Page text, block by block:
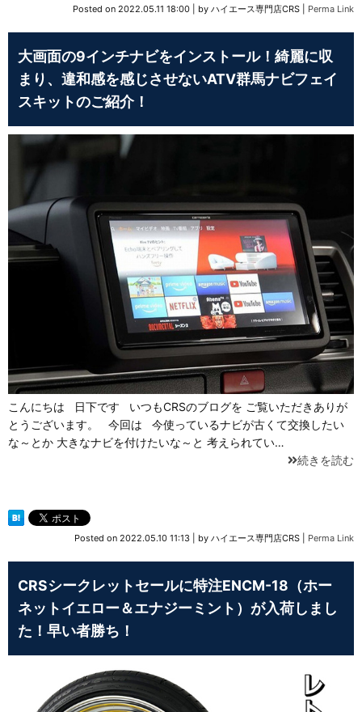
Posted on 2022.05.11 18:00 by ハイエース専門店CRS Perma Link
大画面の9インチナビをインストール！綺麗に収
まり、違和感を感じさせないATV群馬ナビフェイ
スキットのご紹介！
こんにちは 日下です いつもCRSのブログを ご覧いただきありが
とうございます。 今回は 今使っているナビが古くて交換したい
な～とか 大きなナビを付けたいな～と 考えられてい…
続きを読む
Posted on 2022.05.10 11:13 by ハイエース専門店CRS Perma Link
CRSシークレットセールに特注ENCM-18（ホー
ネットイエロー＆エナジーミント）が入荷しまし
た！早い者勝ち！